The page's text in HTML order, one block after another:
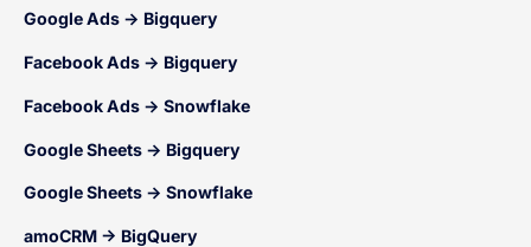
Google Ads → Bigquery
Facebook Ads → Bigquery
Facebook Ads → Snowflake
Google Sheets → Bigquery
Google Sheets → Snowflake
amoCRM → BigQuery